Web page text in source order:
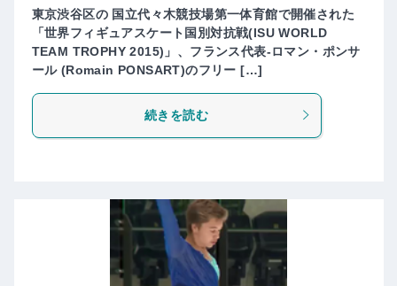
東京渋谷区の 国立代々木競技場第一体育館で開催された
「世界フィギュアスケート国別対抗戦(ISU WORLD
TEAM TROPHY 2015)」、フランス代表-ロマン・ポンサ
ール (Romain PONSART)のフリー […]
続きを読む